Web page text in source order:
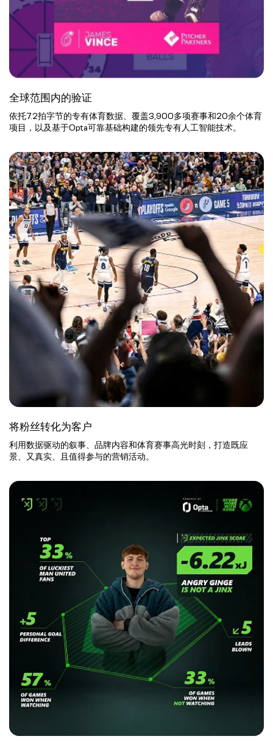
全球范围内的验证
依托7.2拍字节的专有体育数据、覆盖3,900多项赛事和20余个体育
项目，以及基于Opta可靠基础构建的领先专有人工智能技术。
将粉丝转化为客户
利用数据驱动的叙事、品牌内容和体育赛事高光时刻，打造既应
景、又真实、且值得参与的营销活动。